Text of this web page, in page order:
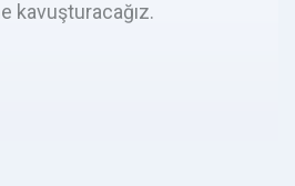
kavuşturacağız.